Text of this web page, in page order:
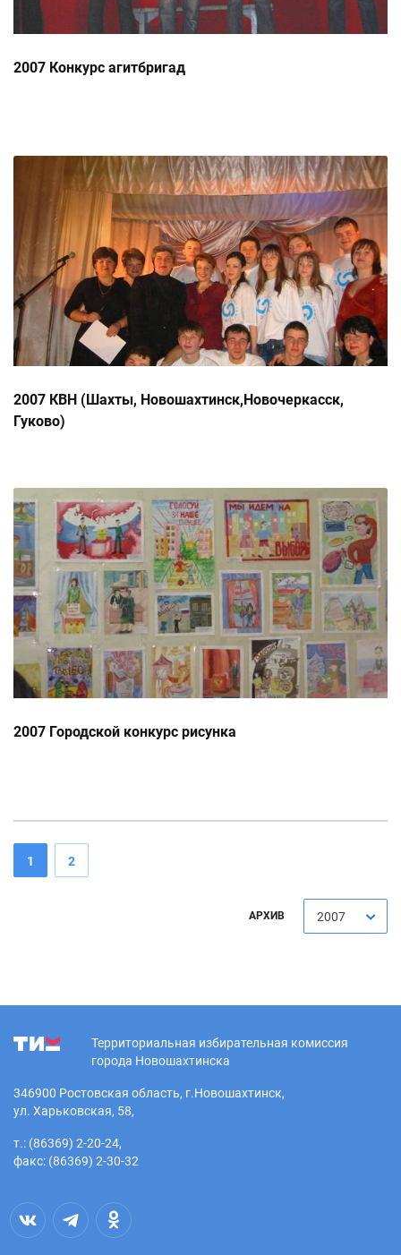
2007 Конкурс агитбригад
2007 КВН (Шахты, Новошахтинск,Новочеркасск,
Гуково)
2007 Городской конкурс рисунка
1 2
АРХИВ 2007
Территориальная избирательная комиссия
города Новошахтинска
346900 Ростовская область, г.Новошахтинск,
ул. Харьковская, 58,
т.: (86369) 2-20-24,
факс: (86369) 2-30-32